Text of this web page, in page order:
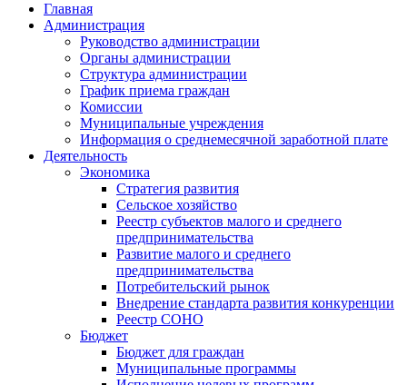
Главная
Администрация
Руководство администрации
Органы администрации
Структура администрации
График приема граждан
Комиссии
Муниципальные учреждения
Информация о среднемесячной заработной плате
Деятельность
Экономика
Стратегия развития
Сельское хозяйство
Реестр субъектов малого и среднего
предпринимательства
Развитие малого и среднего
предпринимательства
Потребительский рынок
Внедрение стандарта развития конкуренции
Реестр СОНО
Бюджет
Бюджет для граждан
Муниципальные программы